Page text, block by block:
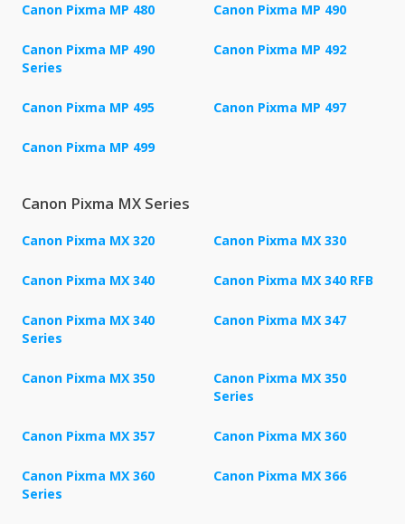
Canon Pixma MP 480 Canon Pixma MP 490
Canon Pixma MP 490
Series
Canon Pixma MP 492
Canon Pixma MP 495 Canon Pixma MP 497
Canon Pixma MP 499
Canon Pixma MX Series
Canon Pixma MX 320 Canon Pixma MX 330
Canon Pixma MX 340 Canon Pixma MX 340 RFB
Canon Pixma MX 340
Series
Canon Pixma MX 347
Canon Pixma MX 350
Canon Pixma MX 350
Series
Canon Pixma MX 357 Canon Pixma MX 360
Canon Pixma MX 360
Series
Canon Pixma MX 366